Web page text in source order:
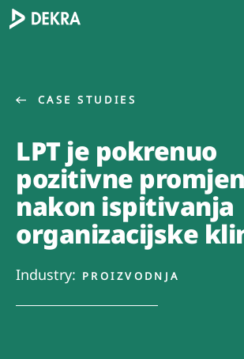
CASE STUDIES
LPT je pokrenuo
pozitivne
nakon ispitivanja
organizacijske
Industry: PROIZVODNJA